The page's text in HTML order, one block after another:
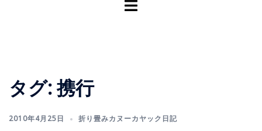
タグ:携行
2010年4月25日 折り畳みカヌーカヤック日記